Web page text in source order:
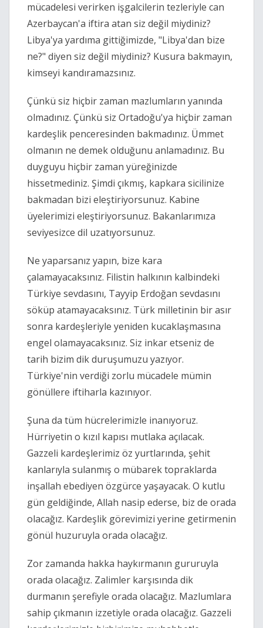
mücadelesi verirken işgalcilerin tezleriyle can
Azerbaycan'a iftira atan siz değil miydiniz?
Libya'ya yardıma gittiğimizde, "Libya'dan bize
ne?" diyen siz değil miydiniz? Kusura bakmayın,
kimseyi kandıramazsınız.
Çünkü siz hiçbir zaman mazlumların yanında
olmadınız. Çünkü siz Ortadoğu'ya hiçbir zaman
kardeşlik penceresinden bakmadınız. Ümmet
olmanın ne demek olduğunu anlamadınız. Bu
duyguyu hiçbir zaman yüreğinizde
hissetmediniz. Şimdi çıkmış, kapkara sicilinize
bakmadan bizi eleştiriyorsunuz. Kabine
üyelerimizi eleştiriyorsunuz. Bakanlarımıza
seviyesizce dil uzatıyorsunuz.
Ne yaparsanız yapın, bize kara
çalamayacaksınız. Filistin halkının kalbindeki
Türkiye sevdasını, Tayyip Erdoğan sevdasını
söküp atamayacaksınız. Türk milletinin bir asır
sonra kardeşleriyle yeniden kucaklaşmasına
engel olamayacaksınız. Siz inkar etseniz de
tarih bizim dik duruşumuzu yazıyor.
Türkiye'nin verdiği zorlu mücadele mümin
gönüllere iftiharla kazınıyor.
Şuna da tüm hücrelerimizle inanıyoruz.
Hürriyetin o kızıl kapısı mutlaka açılacak.
Gazzeli kardeşlerimiz öz yurtlarında, şehit
kanlarıyla sulanmış o mübarek topraklarda
inşallah ebediyen özgürce yaşayacak. O kutlu
gün geldiğinde, Allah nasip ederse, biz de orada
olacağız. Kardeşlik görevimizi yerine getirmenin
gönül huzuruyla orada olacağız.
Zor zamanda hakka haykırmanın gururuyla
orada olacağız. Zalimler karşısında dik
durmanın şerefiyle orada olacağız. Mazlumlara
sahip çıkmanın izzetiyle orada olacağız. Gazzeli